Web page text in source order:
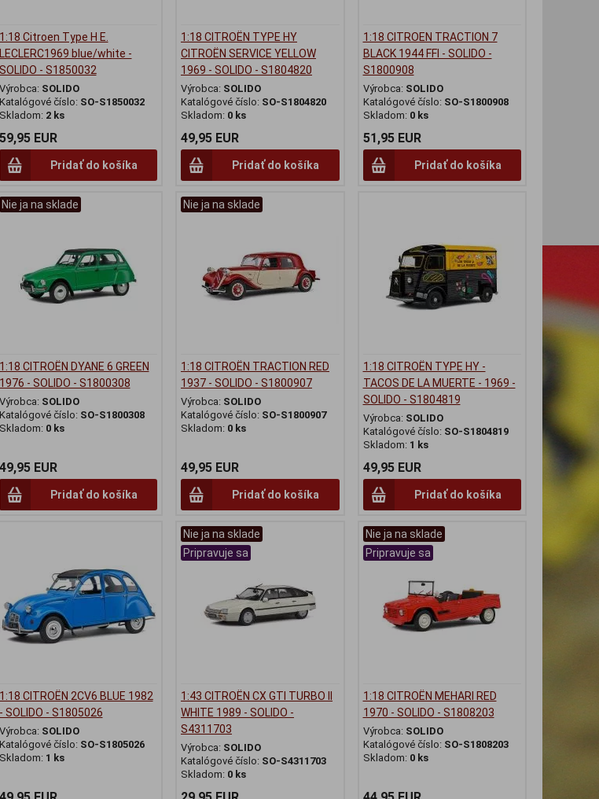
1:18 Citroen Type H E.
LECLERC1969 blue/white -
SOLIDO - S1850032
Výrobca: SOLIDO
Katalógové číslo: SO-S1850032
Skladom: 2 ks
59,95 EUR
Pridať do košíka
1:18 CITROËN TYPE HY
CITROËN SERVICE YELLOW
1969 - SOLIDO - S1804820
Výrobca: SOLIDO
Katalógové číslo: SO-S1804820
Skladom: 0 ks
49,95 EUR
Pridať do košíka
1:18 CITROEN TRACTION 7
BLACK 1944 FFI - SOLIDO -
S1800908
Výrobca: SOLIDO
Katalógové číslo: SO-S1800908
Skladom: 0 ks
51,95 EUR
Pridať do košíka
Nie ja na sklade
1:18 CITROËN DYANE 6 GREEN
1976 - SOLIDO - S1800308
Výrobca: SOLIDO
Katalógové číslo: SO-S1800308
Skladom: 0 ks
49,95 EUR
Pridať do košíka
Nie ja na sklade
1:18 CITROËN TRACTION RED
1937 - SOLIDO - S1800907
Výrobca: SOLIDO
Katalógové číslo: SO-S1800907
Skladom: 0 ks
49,95 EUR
Pridať do košíka
1:18 CITROËN TYPE HY -
TACOS DE LA MUERTE - 1969 -
SOLIDO - S1804819
Výrobca: SOLIDO
Katalógové číslo: SO-S1804819
Skladom: 1 ks
49,95 EUR
Pridať do košíka
1:18 CITROËN 2CV6 BLUE 1982
- SOLIDO - S1805026
Výrobca: SOLIDO
Katalógové číslo: SO-S1805026
Skladom: 1 ks
Nie ja na sklade
Pripravuje sa
1:43 CITROËN CX GTI TURBO II
WHITE 1989 - SOLIDO -
S4311703
Výrobca: SOLIDO
Katalógové číslo: SO-S4311703
Skladom: 0 ks
Nie ja na sklade
Pripravuje sa
1:18 CITROËN MEHARI RED
1970 - SOLIDO - S1808203
Výrobca: SOLIDO
Katalógové číslo: SO-S1808203
Skladom: 0 ks